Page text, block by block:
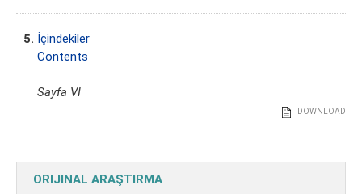
5. İçindekiler
Contents
Sayfa VI
DOWNLOAD
ORIJINAL ARAŞTIRMA